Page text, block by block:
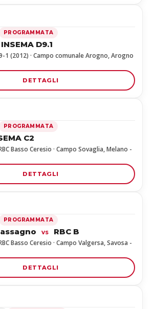
PROGRAMMATA
INSEMA D9.1
1 (2012) · Campo comunale Arogno, Arogno
DETTAGLI
PROGRAMMATA
C2
Basso Ceresio · Campo Sovaglia, Melano -
DETTAGLI
PROGRAMMATA
vs RBC B
Basso Ceresio · Campo Valgersa, Savosa -
DETTAGLI